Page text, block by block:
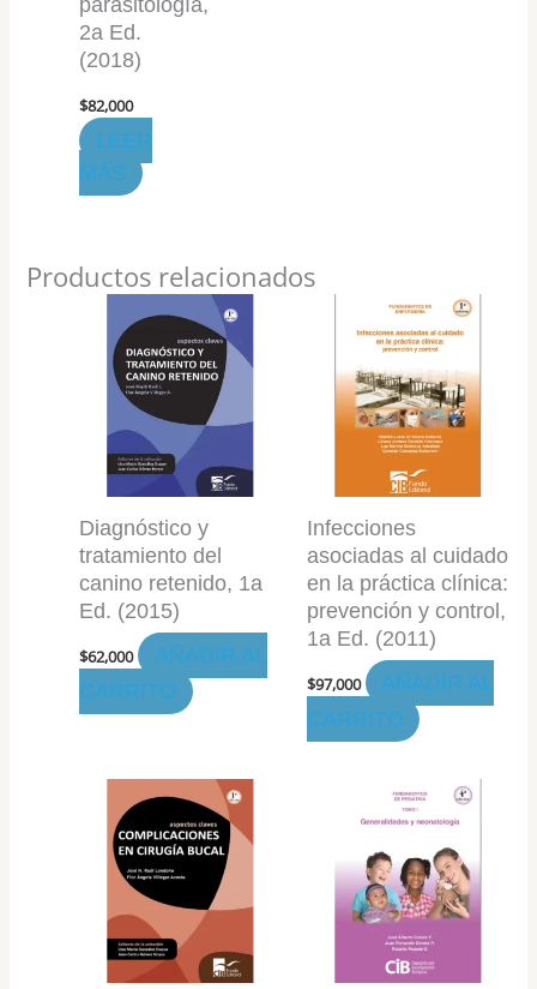
parasitología,
2a Ed.
(2018)
$82,000
LEER
MÁS
Productos relacionados
Diagnóstico y
tratamiento del
canino retenido, 1a
Ed. (2015)
$62,000
AÑADIR AL
CARRITO
Infecciones
asociadas al cuidado
en la práctica clínica:
prevención y control,
1a Ed. (2011)
$97,000
AÑADIR AL
CARRITO